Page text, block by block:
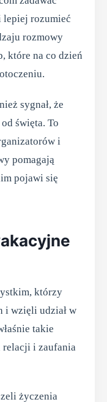
lepiej rozumieć
rozmowy
które na co dzień
sygnał, że
święta. To
i
pomagają
pojawi się
którzy
i wzięli udział w
takie
relacji i zaufania
życzenia